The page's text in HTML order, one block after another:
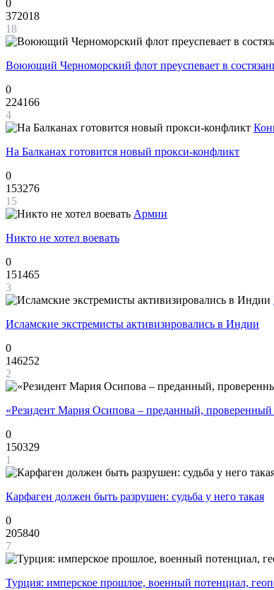
0
372018
18
Воюющий Черноморский флот преуспевает в
0
224166
4
На Балканах готовится новый прокси-конфликт
0
153276
15
Армии
Никто не хотел воевать
0
151465
3
Исламские экстремисты активизировались в Индии
0
146252
2
«Резидент Мария Осипова – преданный, проверенный
0
150329
1
Карфаген должен быть разрушен: судьба у него такая
0
205840
7
Турция: имперское прошлое, военный потенциал,